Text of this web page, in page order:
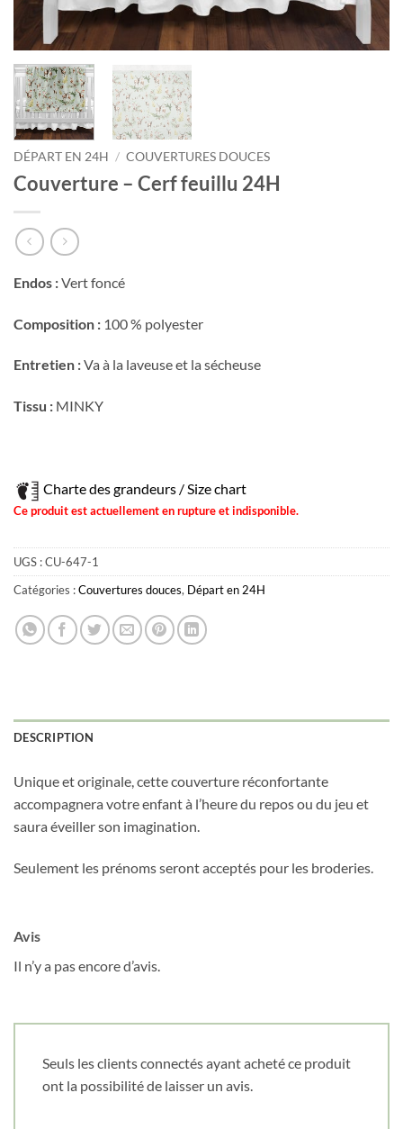
DÉPART EN 24H / COUVERTURES DOUCES
Couverture – Cerf feuillu 24H
Endos :Vert foncé
Composition : 100 % polyester
Entretien :Va à la laveuse et la sécheuse
Tissu : MINKY
Charte des grandeurs / Size chart
Ce produit est actuellement en rupture et indisponible.
UGS :CU-647-1
Catégories :Couvertures douces, Départ en 24H
DESCRIPTION
Unique et originale, cette couverture réconfortante
accompagnera votre enfant à l’heure du repos ou du jeu et
saura éveiller son imagination.
Seulement les prénoms seront acceptés pour les broderies.
Avis
Il n’y a pas encore d’avis.
Seuls les clients connectés ayant acheté ce produit
ont la possibilité de laisser un avis.
Obtenez 10% de rabais
prochaine commande en vous inscrivant à
Date de naissance